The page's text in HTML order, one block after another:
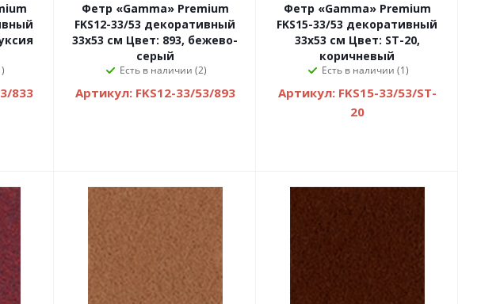
833
Фетр «Gamma» Premium
FKS12-33/53 декоративный
33х53 см Цвет: 893, бежево-
серый
Есть в наличии (2)
Артикул: FKS12-33/53/893
Фетр «Gamma» Premium
FKS15-33/53 декоративный
33х53 см Цвет: ST-20,
коричневый
Есть в наличии (1)
Артикул: FKS15-33/53/ST-
20